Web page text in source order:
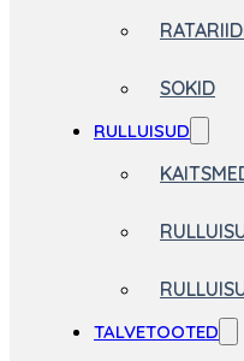
SOKID
RULLUISUD
TALVETOOTED